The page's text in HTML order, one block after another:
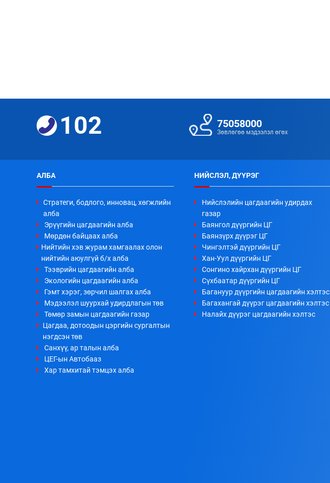
102 75058000
Зөвлөгөө мэдээлэл өгөх
АЛБА
Стратеги, бодлого, инновац, хөгжлийн
алба
Эрүүгийн цагдаагийн алба
Мөрдөн байцаах алба
Нийтийн хэв журам хамгаалах олон
нийтийн аюулгүй б/х алба
Тээврийн цагдаагийн алба
Экологийн цагдаагийн алба
Гэмт хэрэг, зөрчил шалгах алба
Мэдээлэл шуурхай удирдлагын төв
Төмөр замын цагдаагийн газар
Цагдаа, дотоодын цэргийн сургалтын
нэгдсэн төв
Санхүү, ар талын алба
ЦЕГ-ын Автобааз
Хар тамхитай тэмцэх алба
НИЙСЛЭЛ, ДҮҮРЭГ
Нийслэлийн цагдаагийн удирдах
газар
Баянгол дүүргийн ЦГ
Баянзүрх дүүрэг ЦГ
Чингэлтэй дүүргийн ЦГ
Хан-Уул дүүргийн ЦГ
Сонгино хайрхан дүүргийн ЦГ
Сүхбаатар дүүргийн ЦГ
Багануур дүүргийн цагдаагийн хэлтэс
Багахангай дүүрэг цагдаагийн хэлтэс
Налайх дүүрэг цагдаагийн хэлтэс